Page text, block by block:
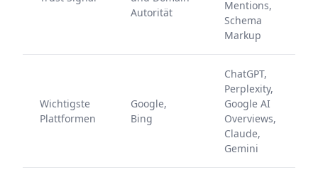
Autorität
Mentions,
Schema
Markup
Wichtigste
Plattformen
Google,
Bing
ChatGPT,
Perplexity,
Google AI
Overviews,
Claude,
Gemini